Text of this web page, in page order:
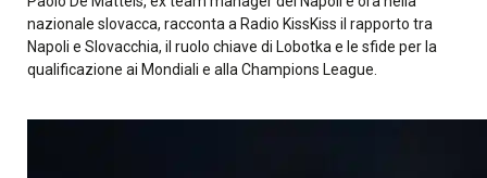
nazionale slovacca, racconta a Radio KissKiss il rapporto tra
Napoli e Slovacchia, il ruolo chiave di Lobotka e le sfide per la
qualificazione ai Mondiali e alla Champions League.